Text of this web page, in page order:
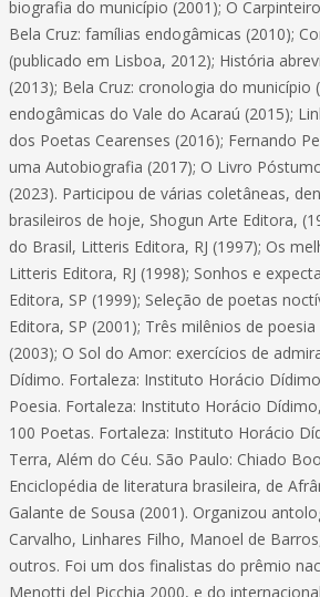
biografia do município (2001); O
Bela Cruz: famílias endogâmicas (2010);
(publicado em Lisboa, 2012); História
(2013); Bela Cruz: cronologia do município
endogâmicas do Vale do Acaraú (2015);
dos Poetas Cearenses (2016); Fernando
uma Autobiografia (2017); O Livro
(2023). Participou de várias coletâneas,
brasileiros de hoje, Shogun Arte Editora,
do Brasil, Litteris Editora, RJ (1997); Os
Litteris Editora, RJ (1998); Sonhos e
Editora, SP (1999); Seleção de poetas
Editora, SP (2001); Três milênios de
(2003); O Sol do Amor: exercícios de
Dídimo. Fortaleza: Instituto Horácio
Poesia. Fortaleza: Instituto Horácio
100 Poetas. Fortaleza: Instituto Horácio
Terra, Além do Céu. São Paulo: Chiado
Enciclopédia de literatura brasileira, de
Galante de Sousa (2001). Organizou
Carvalho, Linhares Filho, Manoel de
outros. Foi um dos finalistas do prêmio
Menotti del Picchia 2000, e do